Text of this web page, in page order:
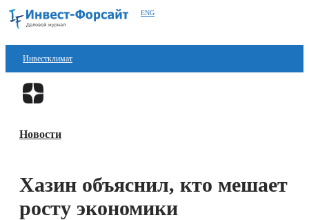
ENG
Инвестклимат
Финансы
Блокчейн
Новости
Хазин объяснил, кто мешает
росту экономики